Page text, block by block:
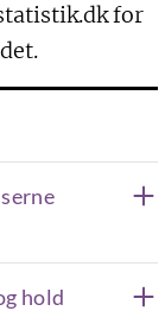
for
hold